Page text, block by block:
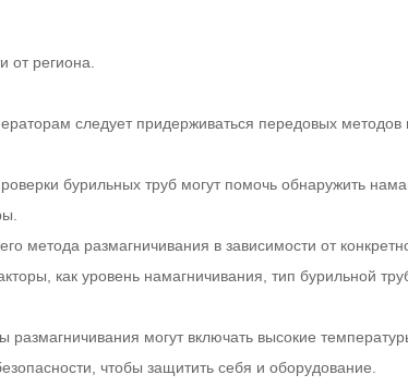
от региона.
следует придерживаться передовых методов
бурильных труб могут помочь обнаружить
метода размагничивания в зависимости от
как уровень намагничивания, тип бурильной
могут включать высокие
чтобы защитить себя и оборудование.